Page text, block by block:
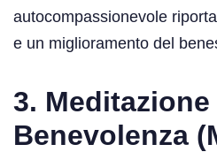
autocompassionevole
e un miglioramento del
3.
Benevolenza